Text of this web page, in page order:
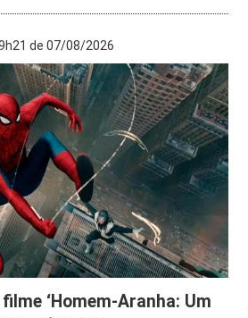
de 07/08/2026
‘Homem-Aranha: Um